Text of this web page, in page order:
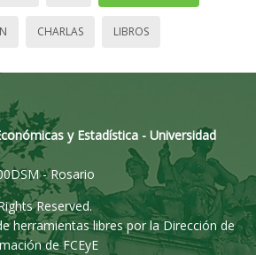
CHARLAS LIBROS
y Estadística - Universidad
- Rosario
Reserved.
herramientas libres por la Dirección de
de FCEyE